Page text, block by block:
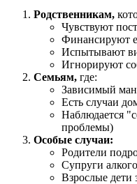
Родственникам,
Чувствуют
Финансируют
Испытывают
Игнорируют
Семьям, где:
Зависимый
Есть случаи
Наблюдается
проблемы)
Особые случаи:
Родители
Супруги
Взрослые дети